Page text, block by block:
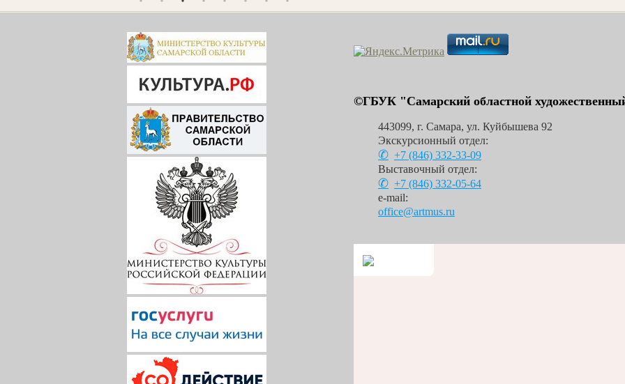
©ГБУК "Самарский областной
443099, г. Самара, ул. Куйбышева 92
Экскурсионный отдел:
+7 (846) 332-33-09
Выставочный отдел:
+7 (846) 332-05-64
e-mail:
office@artmus.ru